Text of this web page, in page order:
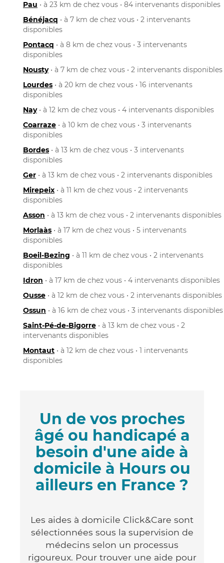
Pau • à 23 km de chez vous • 84 intervenants disponibles
Bénéjacq • à 7 km de chez vous • 2 intervenants
disponibles
Pontacq • à 8 km de chez vous • 3 intervenants
disponibles
Nousty• à 7 km de chez vous • 2 intervenants disponibles
Lourdes • à 20 km de chez vous • 16 intervenants
disponibles
Nay• à 12 km de chez vous • 4 intervenants disponibles
Coarraze • à 10 km de chez vous • 3 intervenants
disponibles
Bordes • à 13 km de chez vous • 3 intervenants
disponibles
Ger • à 13 km de chez vous • 2 intervenants disponibles
Mirepeix • à 11 km de chez vous • 2 intervenants
disponibles
Asson • à 13 km de chez vous • 2 intervenants disponibles
Morlaàs • à 17 km de chez vous • 5 intervenants
disponibles
Boeil-Bezing • à 11 km de chez vous • 2 intervenants
disponibles
Idron • à 17 km de chez vous • 4 intervenants disponibles
Ousse • à 12 km de chez vous • 2 intervenants disponibles
Ossun • à 16 km de chez vous • 3 intervenants disponibles
Saint-Pé-de-Bigorre • à 13 km de chez vous • 2
intervenants disponibles
Montaut • à 12 km de chez vous • 1 intervenants
disponibles
Un de vos proches
âgé ou handicapé a
besoin d'une aide à
domicile à Hours ou
ailleurs en France ?
Les aides à domicile Click&Care sont
sélectionnées sous la supervision de
médecins selon un processus
rigoureux. Pour trouver une aide pour